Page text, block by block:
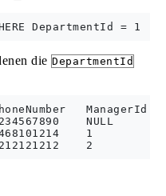
die DepartmentId
NULL
1